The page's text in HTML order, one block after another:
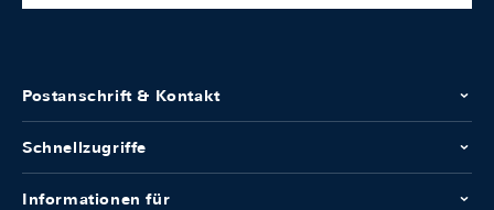
Postanschrift & Kontakt
Schnellzugriffe
Informationen für